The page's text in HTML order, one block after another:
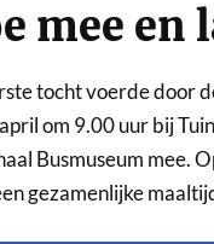
mee en
tocht voerde door
om 9.00 uur bij
Busmuseum mee.
gezamenlijke